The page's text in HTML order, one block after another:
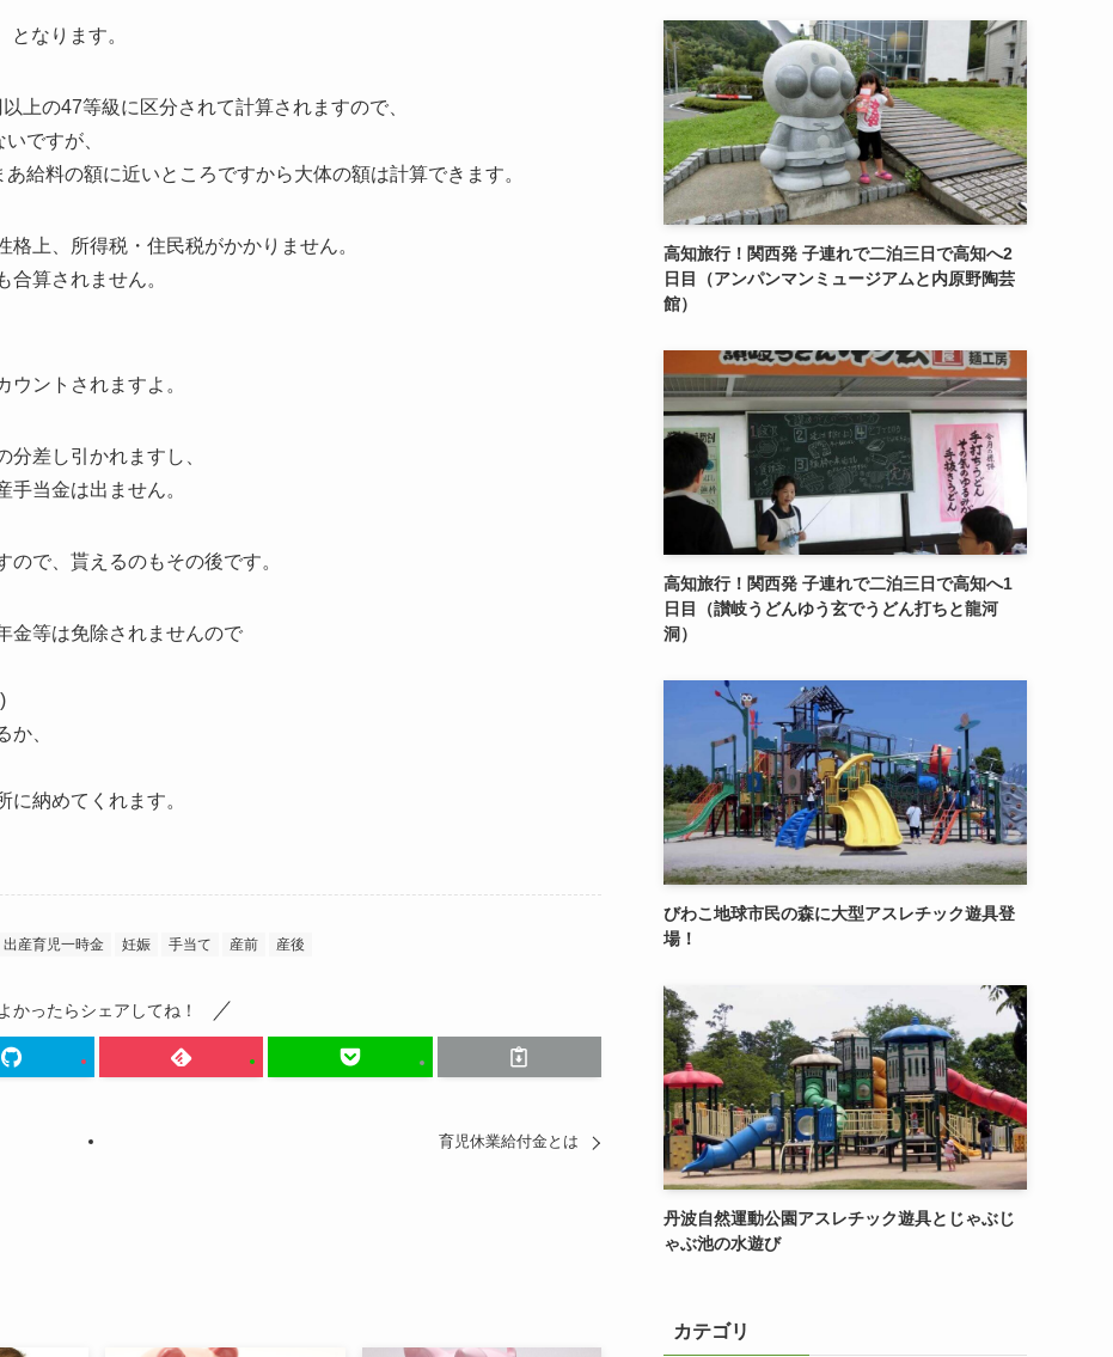
なります。
上の47等級に区分されて計算されますので、
ですが、
給料の額に近いところですから大体の額は計算できます。
上、所得税・住民税がかかりません。
算されません。
ントされますよ。
差し引かれますし、
当金は出ません。
で、貰えるのもその後です。
金等は免除されませんので
か、
納めてくれます。
出産育児一時金 妊娠 手当て 産前 産後
かったらシェアしてね！
育児休業給付金とは
高知旅行！関西発 子連れで二泊三日で高知へ2
日目（アンパンマンミュージアムと内原野陶芸
館）
高知旅行！関西発 子連れで二泊三日で高知へ1
日目（讃岐うどんゆう玄でうどん打ちと龍河
洞）
びわこ地球市民の森に大型アスレチック遊具登
場！
丹波自然運動公園アスレチック遊具とじゃぶじ
ゃぶ池の水遊び
カテゴリ